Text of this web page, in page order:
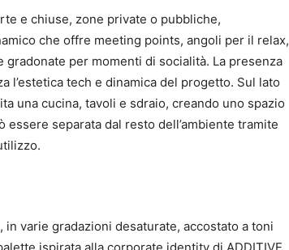
e chiuse, zone private o pubbliche,
che offre meeting points, angoli per il relax,
per momenti di socialità. La presenza
l’estetica tech e dinamica del progetto. Sul lato
una cucina, tavoli e sdraio, creando uno spazio
separata dal resto dell’ambiente tramite
, in varie gradazioni desaturate, accostato a toni
ispirata alla corporate identity di ADDITIVE.